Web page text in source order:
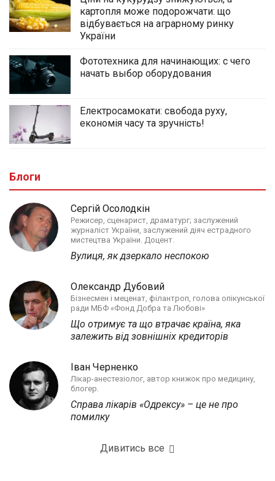
картопля може подорожчати: що
відбувається на аграрному ринку
України
Фототехника для начинающих: с чего
начать выбор оборудования
Електросамокати: свобода руху,
економія часу та зручність!
Блоги
Сергій Осолодкін
Режисер, сценарист, драматург; заслужений
журналіст України, заслужений діяч естрадного
мистецтва України. Доцент.
Вулиця, як дзеркало неспокою
Олександр Дубовий
Бізнесмен і меценат, філантроп, голова опікунської
ради МБФ «Фонд Добра та Любові»
Що отримує та що втрачає країна, яка
залежить від зовнішніх кредиторів
Іван Черненко
Лікар-анестезіолог, автор книжок про медицину,
блогер.
Справа лікарів «Одрексу» – це не про
помилку
Дивитись все